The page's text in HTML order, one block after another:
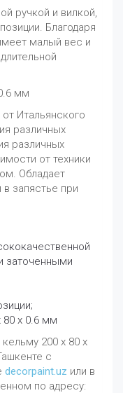
ручкой и вилкой,
Благодаря
малый вес и
мм
Итальянского
различных
различных
от техники
Обладает
запястье при
заточенными
80 х 0.6 мм
200 х 80 х
с
decorpaint.uz или в
по адресу: